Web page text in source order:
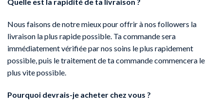
Quelle est la rapidité de ta livraison ?
Nous faisons de notre mieux pour offrir à nos followers la
livraison la plus rapide possible. Ta commande sera
immédiatement vérifiée par nos soins le plus rapidement
possible, puis le traitement de ta commande commencera le
plus vite possible.
Pourquoi devrais-je acheter chez vous ?